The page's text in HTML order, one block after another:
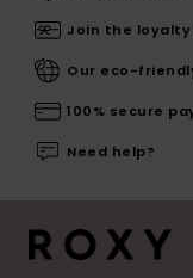
Join the
Our eco-
100% secure
Need help?